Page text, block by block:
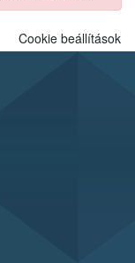
Cookie beállítások